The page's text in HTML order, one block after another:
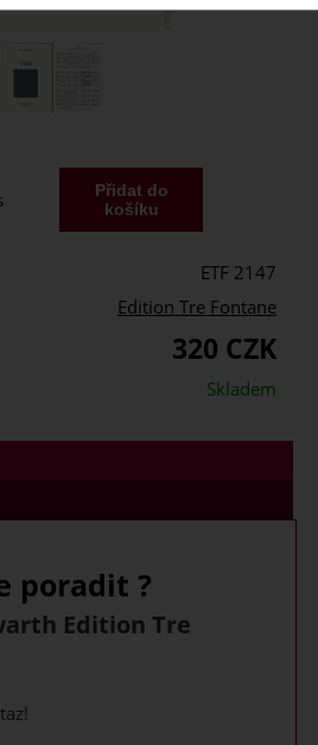
ETF 2147
Edition Tre Fontane
320 CZK
Skladem
poradit ?
Edition Tre